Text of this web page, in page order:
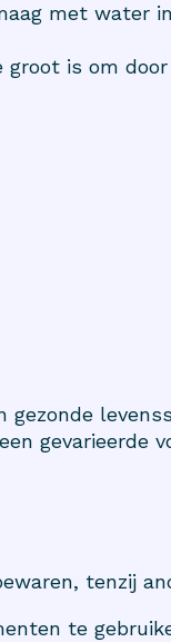
met water
groot is om
gezonde
gevarieerde
tenzij
te